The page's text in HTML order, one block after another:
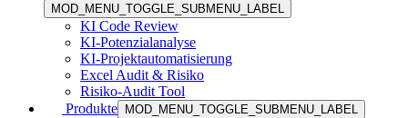
MOD_MENU_TOGGLE_SUBMENU_LABEL
KI Code Review
KI-Potenzialanalyse
KI-Projektautomatisierung
Excel Audit & Risiko
Risiko-Audit Tool
Produkte
MOD_MENU_TOGGLE_SUBMENU_LABEL